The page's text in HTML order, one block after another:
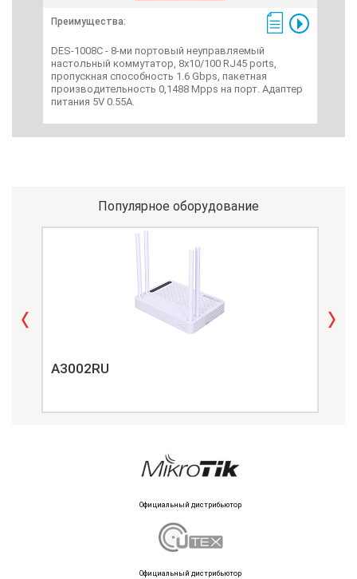
Преимущества:
DES-1008C - 8-ми портовый неуправляемый
настольный коммутатор, 8x10/100 RJ45 ports,
пропускная способность 1.6 Gbps, пакетная
производительность 0,1488 Mpps на порт. Адаптер
питания 5V 0.55A.
Популярное оборудование
A3002RU
Официальный дистрибьютор
Официальный дистрибьютор